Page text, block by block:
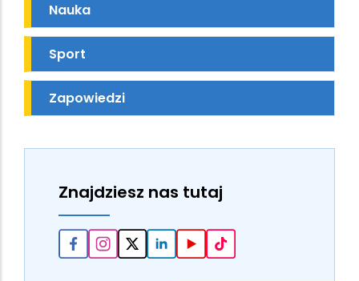
Nauka
Sport
Zapowiedzi
Znajdziesz nas tutaj